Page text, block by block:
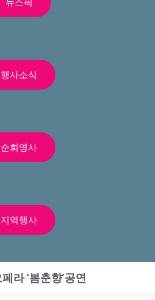
행사소식
순회영사
지역행사
라 ‘봄춘향’공연